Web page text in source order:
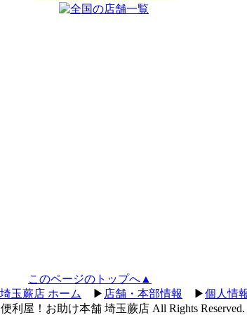
このページのトップへ▲
玉蕨店 ホーム ▶ 店舗・本部情報 ▶個人情
利屋！お助け本舗 埼玉蕨店 All Rights Reserved.